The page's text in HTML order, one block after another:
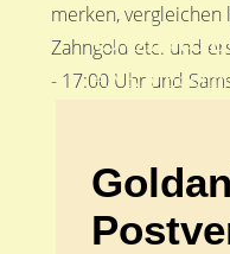
merken,
Zahngold etc. und
- 17:00 Uhr und
ANKA